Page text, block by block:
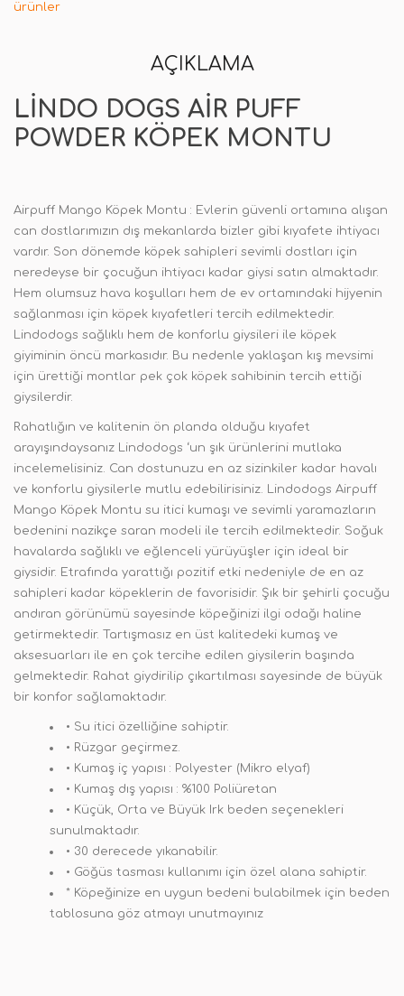
ürünler
AÇIKLAMA
LINDO DOGS AIR PUFF
POWDER KÖPEK MONTU
Airpuff Mango Köpek Montu : Evlerin güvenli ortamına alışan
can dostlarımızın dış mekanlarda bizler gibi kıyafete ihtiyacı
vardır. Son dönemde köpek sahipleri sevimli dostları için
neredeyse bir çocuğun ihtiyacı kadar giysi satın almaktadır.
Hem olumsuz hava koşulları hem de ev ortamındaki hijyenin
sağlanması için köpek kıyafetleri tercih edilmektedir.
Lindodogs sağlıklı hem de konforlu giysileri ile köpek
giyiminin öncü markasıdır. Bu nedenle yaklaşan kış mevsimi
için ürettiği montlar pek çok köpek sahibinin tercih ettiği
giysilerdir.
Rahatlığın ve kalitenin ön planda olduğu kıyafet
arayışındaysanız Lindodogs ‘un şık ürünlerini mutlaka
incelemelisiniz. Can dostunuzu en az sizinkiler kadar havalı
ve konforlu giysilerle mutlu edebilirisiniz. Lindodogs Airpuff
Mango Köpek Montu su itici kumaşı ve sevimli yaramazların
bedenini nazikçe saran modeli ile tercih edilmektedir. Soğuk
havalarda sağlıklı ve eğlenceli yürüyüşler için ideal bir
giysidir. Etrafında yarattığı pozitif etki nedeniyle de en az
sahipleri kadar köpeklerin de favorisidir. Şık bir şehirli çocuğu
andıran görünümü sayesinde köpeğinizi ilgi odağı haline
getirmektedir. Tartışmasız en üst kalitedeki kumaş ve
aksesuarları ile en çok tercihe edilen giysilerin başında
gelmektedir. Rahat giydirilip çıkartılması sayesinde de büyük
bir konfor sağlamaktadır.
• Su itici özelliğine sahiptir.
• Rüzgar geçirmez.
• Kumaş iç yapısı : Polyester (Mikro elyaf)
• Kumaş dış yapısı : %100 Poliüretan
• Küçük, Orta ve Büyük Irk beden seçenekleri
sunulmaktadır.
• 30 derecede yıkanabilir.
• Göğüs tasması kullanımı için özel alana sahiptir.
* Köpeğinize en uygun bedeni bulabilmek için beden
tablosuna göz atmayı unutmayınız